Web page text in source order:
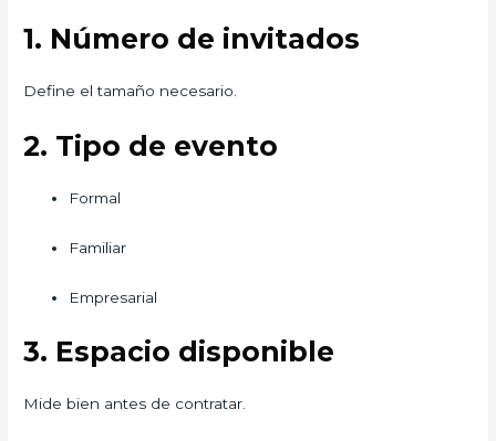
1. Número de invitados
Define el tamaño necesario.
2. Tipo de evento
Formal
Familiar
Empresarial
3. Espacio disponible
Mide bien antes de contratar.